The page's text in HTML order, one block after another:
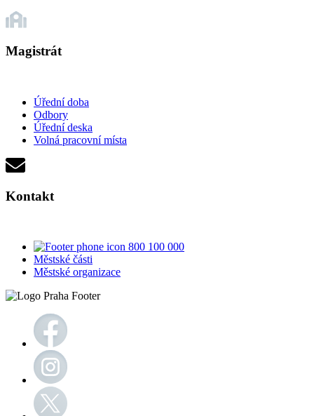
Magistrát
Úřední doba
Odbory
Úřední deska
Volná pracovní místa
Kontakt
800 100 000
Městské části
Městské organizace